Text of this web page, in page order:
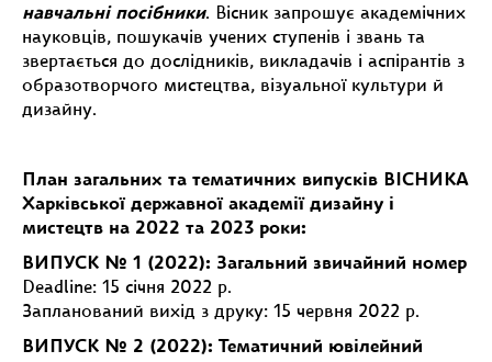
навчальні посібники. Вісник запрошує академічних
науковців, пошукачів учених ступенів і звань та
звертається до дослідників, викладачів і аспірантів з
образотворчого мистецтва, візуальної культури й
дизайну.
План загальних та тематичних випусків ВІСНИКА
Харківської державної академії дизайну і
мистецтв на 2022 та 2023 роки:
ВИПУСК № 1 (2022): Загальний звичайний номер
Deadline: 15 січня 2022 р.
Запланований вихід з друку: 15 червня 2022 р.
ВИПУСК № 2 (2022): Тематичний ювілейний